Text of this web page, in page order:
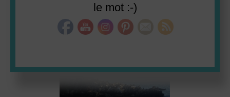
le mot :-)